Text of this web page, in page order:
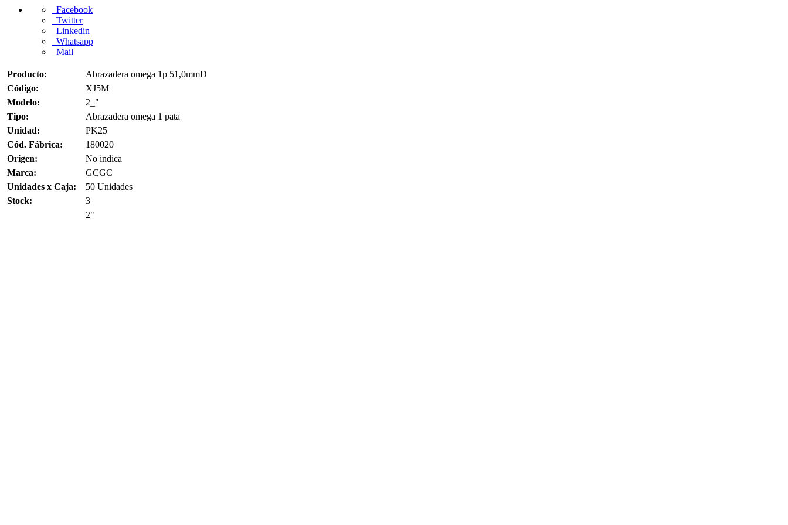
Facebook
Twitter
Linkedin
Whatsapp
Mail
Producto:
Abrazadera omega 1p 51,0mmD
Código:
XJ5M
Modelo:
2_"
Tipo:
Abrazadera omega 1 pata
Unidad:
PK25
Cód. Fábrica:
180020
Origen:
No indica
Marca:
GCGC
Unidades x Caja:
50 Unidades
Stock:
3
2"